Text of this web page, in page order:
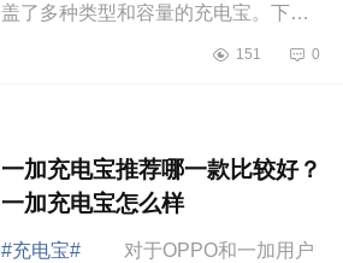
盖了多种类型和容量的充电宝。下面
好吗？roiskin充电宝怎么样
151 0
一加充电宝推荐哪一款比较好？
一加充电宝怎么样
#充电宝#
对于OPPO和一加用户